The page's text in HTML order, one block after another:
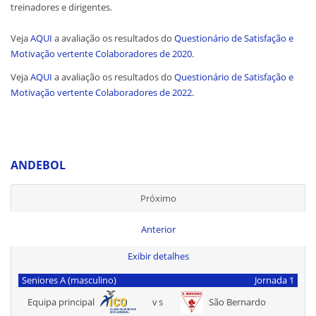
treinadores e dirigentes.
VejaAQUI a avaliação os resultados do Questionário de Satisfação e
Motivação vertente Colaboradores de 2020.
VejaAQUI a avaliação os resultados do Questionário de Satisfação e
Motivação vertente Colaboradores de 2022.
ANDEBOL
Próximo
Anterior
Exibir detalhes
Seniores A (masculino)
Jornada 1
Equipa principal
vs São Bernardo